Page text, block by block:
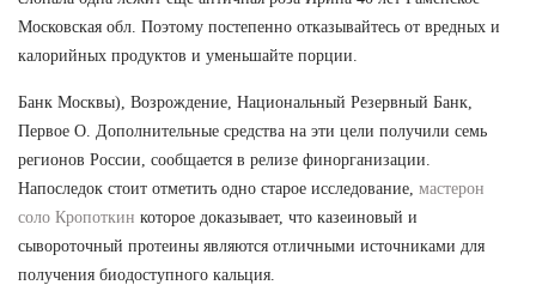
Московская обл. Поэтому постепенно отказывайтесь от вредных и
калорийных продуктов и уменьшайте порции.
Банк Москвы), Возрождение, Национальный Резервный Банк,
Первое О. Дополнительные средства на эти цели получили семь
регионов России, сообщается в релизе финорганизации.
Напоследок стоит отметить одно старое исследование, мастерон
соло Кропоткин которое доказывает, что казеиновый и
сывороточный протеины являются отличными источниками для
получения биодоступного кальция.